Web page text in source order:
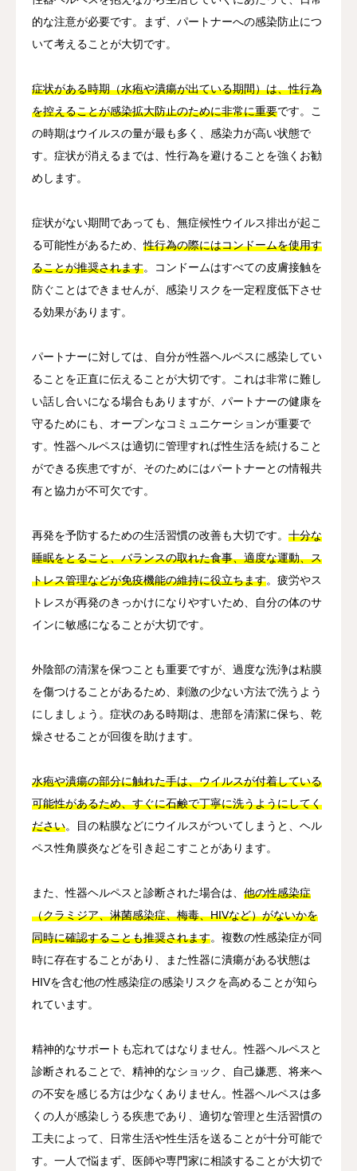
的な注意が必要です。まず、パートナーへの感染防止につ
いて考えることが大切です。
症状がある時期（水疱や潰瘍が出ている期間）は、性行為
を控えることが感染拡大防止のために非常に重要です。こ
の時期はウイルスの量が最も多く、感染力が高い状態で
す。症状が消えるまでは、性行為を避けることを強くお勧
めします。
症状がない期間であっても、無症候性ウイルス排出が起こ
る可能性があるため、性行為の際にはコンドームを使用す
ることが推奨されます。コンドームはすべての皮膚接触を
防ぐことはできませんが、感染リスクを一定程度低下させ
る効果があります。
パートナーに対しては、自分が性器ヘルペスに感染してい
ることを正直に伝えることが大切です。これは非常に難し
い話し合いになる場合もありますが、パートナーの健康を
守るためにも、オープンなコミュニケーションが重要で
す。性器ヘルペスは適切に管理すれば性生活を続けること
ができる疾患ですが、そのためにはパートナーとの情報共
有と協力が不可欠です。
再発を予防するための生活習慣の改善も大切です。 十分な
睡眠をとること、バランスの取れた食事、適度な運動、ス
トレス管理などが免疫機能の維持に役立ちます。疲労やス
トレスが再発のきっかけになりやすいため、自分の体のサ
インに敏感になることが大切です。
外陰部の清潔を保つことも重要ですが、過度な洗浄は粘膜
を傷つけることがあるため、刺激の少ない方法で洗うよう
にしましょう。症状のある時期は、患部を清潔に保ち、乾
燥させることが回復を助けます。
水疱や潰瘍の部分に触れた手は、ウイルスが付着している
可能性があるため、すぐに石鹸で丁寧に洗うようにしてく
ださい。目の粘膜などにウイルスがついてしまうと、ヘル
ペス性角膜炎などを引き起こすことがあります。
また、性器ヘルペスと診断された場合は、 他の性感染症
（クラミジア、淋菌感染症、梅毒、HIVなど）がないかを
同時に確認することも推奨されます。複数の性感染症が同
時に存在することがあり、また性器に潰瘍がある状態は
HIVを含む他の性感染症の感染リスクを高めることが知ら
れています。
精神的なサポートも忘れてはなりません。性器ヘルペスと
診断されることで、精神的なショック、自己嫌悪、将来へ
の不安を感じる方は少なくありません。性器ヘルペスは多
くの人が感染しうる疾患であり、適切な管理と生活習慣の
工夫によって、日常生活や性生活を送ることが十分可能で
す。一人で悩まず、医師や専門家に相談することが大切で